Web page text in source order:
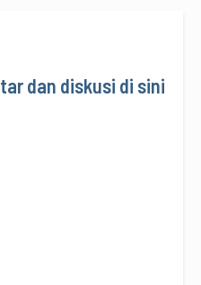
dan diskusi di sini